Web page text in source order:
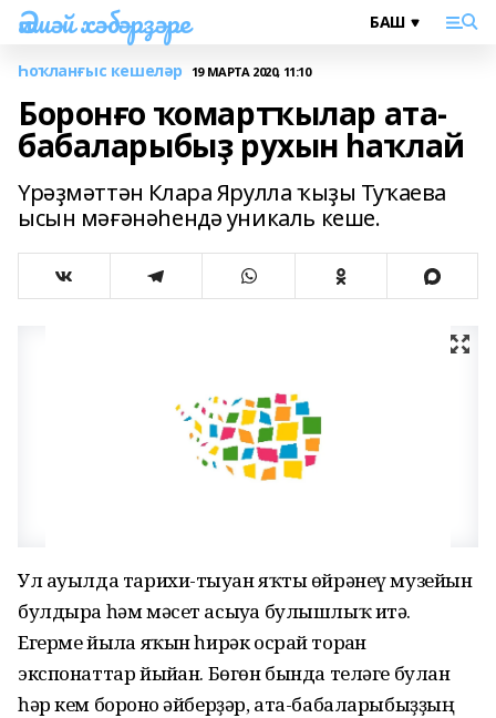
Әлшәй хәбәрҙәре
Һоҡланғыс кешеләр 19 МАРТА 2020, 11:10
Боронғо ҡомартҡылар ата-
бабаларыбыҙ рухын һаҡлай
Үрәҙмәттән Клара Ярулла ҡыҙы Туҡаева
ысын мәғәнәһендә уникаль кеше.
Ул ауылда тарихи-тыуған яҡты өйрәнеү музейын
булдыра һәм мәсет асыуға булышлыҡ итә.
Егерме йылға яҡын һирәк осрай торған
экспонаттар йыйған. Бөгөн бында теләге булған
һәр кем боронғо әйберҙәр, ата-бабаларыбыҙҙың